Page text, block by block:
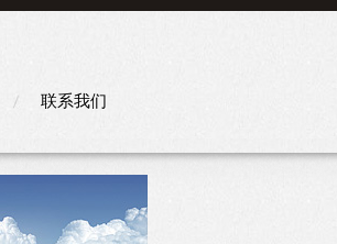
联系我们